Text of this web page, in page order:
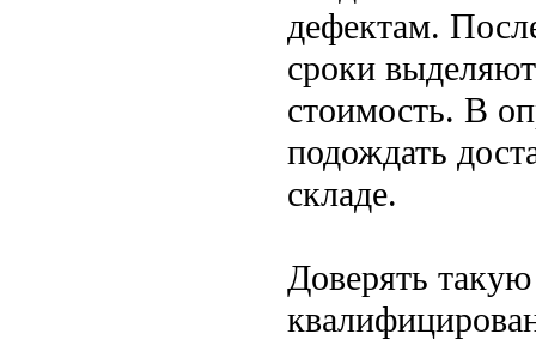
дефектам.
сроки
стоимость. В
подождать
складе.
Доверять